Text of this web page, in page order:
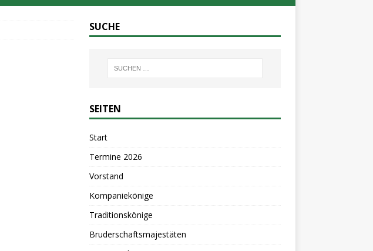
SUCHE
SEITEN
Start
Termine 2026
Vorstand
Kompaniekönige
Traditionskönige
Bruderschaftsmajestäten